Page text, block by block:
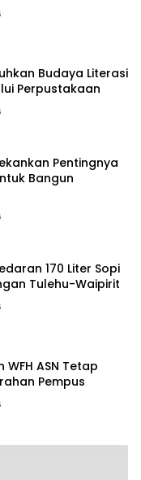
Budaya Literasi
Perpustakaan
Pentingnya
Bangun
170 Liter Sopi
Tulehu-Waipirit
ASN Tetap
Pempus